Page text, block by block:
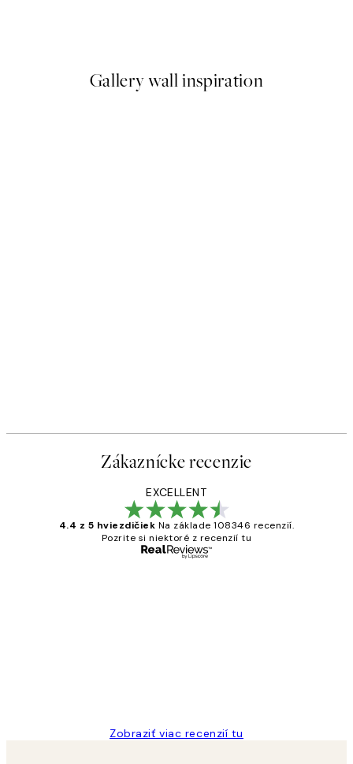
Gallery wall inspiration
Zákaznícke recenzie
EXCELLENT
4.4 z 5 hviezdičiek Na základe 108346 recenzií.
Pozrite si niektoré z recenzií tu
Zobraziť viac recenzií tu